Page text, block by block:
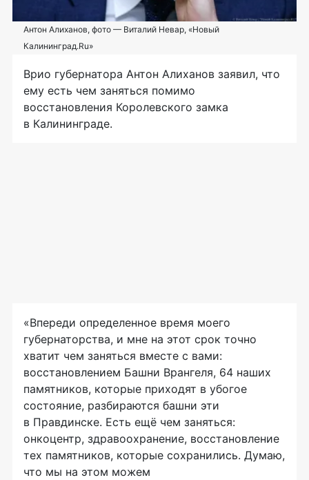
Антон Алиханов, фото — Виталий Невар, «Новый
Калининград.Ru»
Врио губернатора Антон Алиханов заявил, что
ему есть чем заняться помимо
восстановления Королевского замка
в Калининграде.
«Впереди определенное время моего
губернаторства, и мне на этот срок точно
хватит чем заняться вместе с вами:
восстановлением Башни Врангеля, 64 наших
памятников, которые приходят в убогое
состояние, разбираются башни эти
в Правдинске. Есть ещё чем заняться:
онкоцентр, здравоохранение, восстановление
тех памятников, которые сохранились. Думаю,
что мы на этом можем